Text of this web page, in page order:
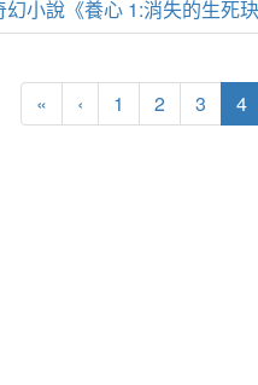
幻小說《養心 1:消失的生死
« ‹ 1 2 3 4